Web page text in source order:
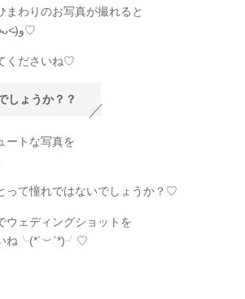
まわりのお写真が撮れると
有名らしいですよ(๑˃̵ᴗ˂̵)و♡
くださいね♡
しょうか？？
ートな写真を
って憧れではないでしょうか？♡
ウェディングショットを
ね╰(*´︶`*)╯♡